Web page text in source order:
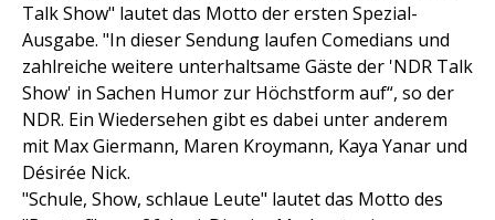
Talk Show" lautet das Motto der ersten Spezial-
Ausgabe. "In dieser Sendung laufen Comedians und
zahlreiche weitere unterhaltsame Gäste der 'NDR Talk
Show' in Sachen Humor zur Höchstform auf“, so der
NDR. Ein Wiedersehen gibt es dabei unter anderem
mit Max Giermann, Maren Kroymann, Kaya Yanar und
Désirée Nick.
"Schule, Show, schlaue Leute" lautet das Motto des